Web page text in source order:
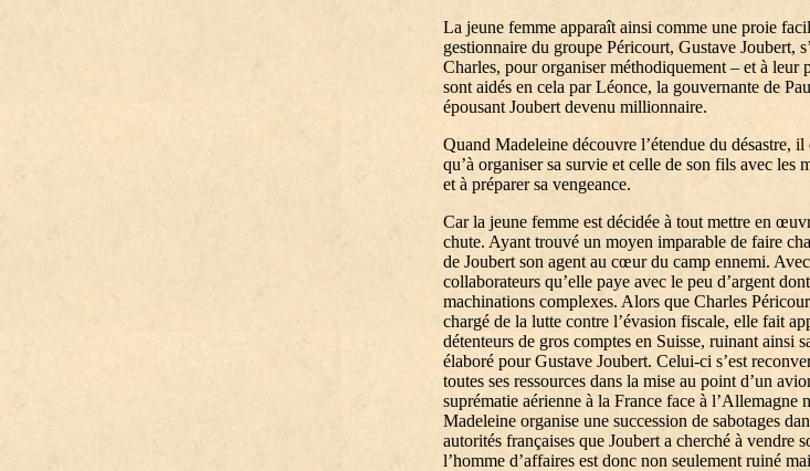
La jeune femme apparaît ainsi comme une proie
gestionnaire du groupe Péricourt, Gustave Joubert,
Charles, pour organiser méthodiquement – et à
sont aidés en cela par Léonce, la gouvernante de
épousant Joubert devenu millionnaire.
Quand Madeleine découvre l’étendue du désastre,
qu’à organiser sa survie et celle de son fils avec les
et à préparer sa vengeance.
Car la jeune femme est décidée à tout mettre en
chute. Ayant trouvé un moyen imparable de faire
de Joubert son agent au cœur du camp ennemi.
collaborateurs qu’elle paye avec le peu d’argent
machinations complexes. Alors que Charles
chargé de la lutte contre l’évasion fiscale, elle fait
détenteurs de gros comptes en Suisse, ruinant ainsi
élaboré pour Gustave Joubert. Celui-ci s’est
toutes ses ressources dans la mise au point d’un
suprématie aérienne à la France face à l’Allemagne
Madeleine organise une succession de sabotages
autorités françaises que Joubert a cherché à vendre
l’homme d’affaires est donc non seulement ruiné